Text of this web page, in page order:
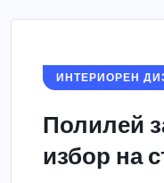
ИНТЕРИОРЕН
Полилей
избор на